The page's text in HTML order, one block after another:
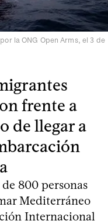
la ONG Open Arms, el 3 de
frente a
de llegar a
800 personas
Mediterráneo
Internacional